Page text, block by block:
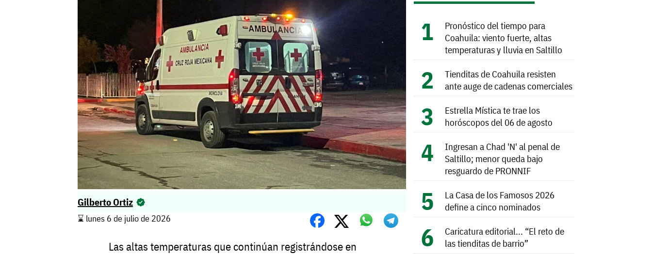
Gilberto Ortiz
⌛️ lunes 6 de julio de 2026
Las altas temperaturas que continúan registrándose en
Pronóstico del tiempo para
Coahuila: viento fuerte, altas
temperaturas y lluvia en Saltillo
Tienditas de Coahuila resisten
ante auge de cadenas comerciales
Estrella Mística te trae los
horóscopos del 06 de agosto
Ingresan a Chad 'N' al penal de
Saltillo; menor queda bajo
resguardo de PRONNIF
La Casa de los Famosos 2026
define a cinco nominados
Caricatura editorial... “El reto de
las tienditas de barrio”